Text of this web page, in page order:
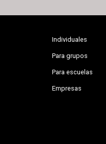
Individuales
Para grupos
Para escuelas
Empresas